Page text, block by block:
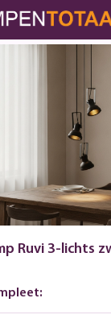
Ruvi 3-lichts